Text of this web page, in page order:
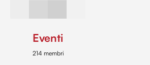
Eventi
214 membri